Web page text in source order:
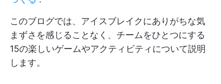
このブログでは、アイスブレイクにありがちな気
まずさを感じることなく、チームをひとつにする
15の楽しいゲームやアクティビティについて説明
します。